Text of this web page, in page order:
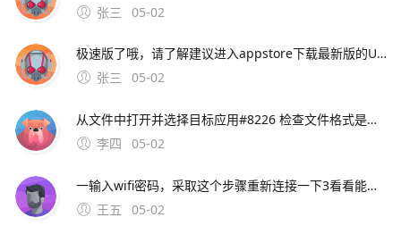
张三
05-02
极速版了哦，请了解建议进入appstore下载最新版的UC浏览器安装还有，若iphone手机已越狱，要安装下载好的ipa文件，可以参考html 如果仍有问题，请您继续向。
张三
05-02
从文件中打开并选择目标应用#8226 检查文件格式是否损坏，或尝试更换文件源重新下载三更新应用与系统版本1 打开App Store，进入更新页面，检查UC浏览器是否有最新版本。5、您好，很高兴为您服务iphone版本的UC浏览器最新版本为90，现在没有
李四
05-02
一输入wifi密码，采取这个步骤重新连接一下3看看能不能上，如果能上的话，就是dsn服务器的问题， DNS设置设成9试试4点开链接看笔记本的DNS首选服务器；您好，很高兴为您服务指的是UC浏览器的小说全搜功能吧iphone版的
王五
05-02